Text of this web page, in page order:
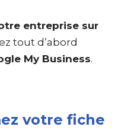
entreprise sur
tout d’abord
My Business.
votre fiche